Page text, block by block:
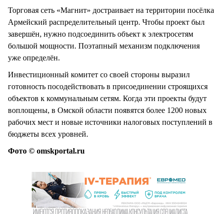
Торговая сеть «Магнит» достраивает на территории посёлка
Армейский распределительный центр. Чтобы проект был
завершён, нужно подсоединить объект к электросетям
большой мощности. Поэтапный механизм подключения
уже определён.
Инвестиционный комитет со своей стороны выразил
готовность посодействовать в присоединении строящихся
объектов к коммунальным сетям. Когда эти проекты будут
воплощены, в Омской области появятся более 1200 новых
рабочих мест и новые источники налоговых поступлений в
бюджеты всех уровней.
Фото © omskportal.ru